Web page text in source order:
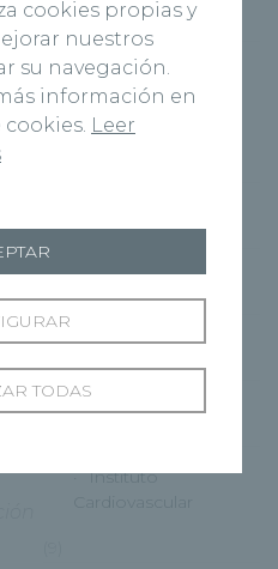
Unidad de
Promoción de la
Salud
HRZA (41)
I+D (40)
Institutos (104)
Instituto
Cardiovascular
cookies propias y
nuestros
su navegación.
información en
Leer
TODAS